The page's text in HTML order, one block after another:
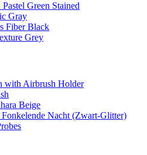
Green Stained
Gray
Fiber Black
Grey
with Airbrush Holder
Beige
Nacht (Zwart-Glitter)